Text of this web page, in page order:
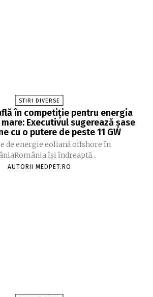
STIRI DIVERSE
în competiție pentru energia
Executivul sugerează șase
cu o putere de peste 11 GW
de energie eoliană offshore în
își îndreaptă...
AUTORII MEDPET.RO